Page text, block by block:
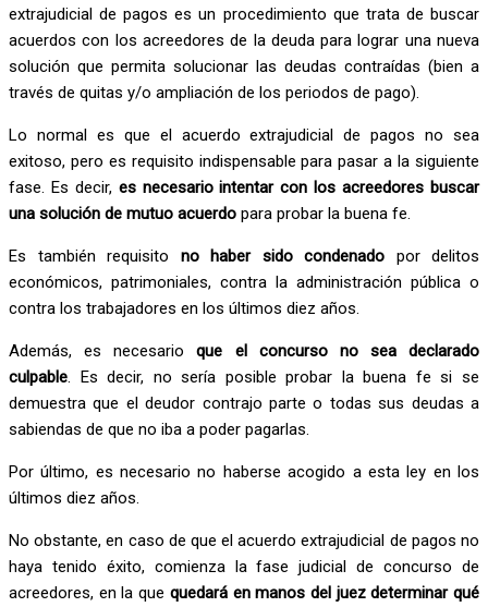
extrajudicial de pagos es un procedimiento que trata de buscar
acuerdos con los acreedores de la deuda para lograr una nueva
solución que permita solucionar las deudas contraídas (bien a
través de quitas y/o ampliación de los periodos de pago).
Lo normal es que el acuerdo extrajudicial de pagos no sea
exitoso, pero es requisito indispensable para pasar a la siguiente
fase. Es decir, es necesario intentar con los acreedores buscar
una solución de mutuo acuerdo para probar la buena fe.
Es también requisito no haber sido condenado por delitos
económicos, patrimoniales, contra la administración pública o
contra los trabajadores en los últimos diez años.
Además, es necesarioque el concurso no sea declarado
culpable. Es decir, no sería posible probar la buena fe si se
demuestra que el deudor contrajo parte o todas sus deudas a
sabiendas de que no iba a poder pagarlas.
Por último, es necesario no haberse acogido a esta ley en los
últimos diez años.
No obstante, en caso de que el acuerdo extrajudicial de pagos no
haya tenido éxito, comienza la fase judicial de concurso de
acreedores, en la que quedará en manos del juez determinar qué